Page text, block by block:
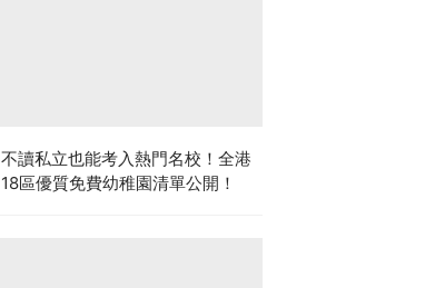
不讀私立也能考入熱門名校！全港
18區優質免費幼稚園清單公開！